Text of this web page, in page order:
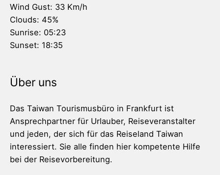
Wind Gust: 33 Km/h
Clouds: 45%
Sunrise: 05:23
Sunset: 18:35
Über uns
Das Taiwan Tourismusbüro in Frankfurt ist
Ansprechpartner für Urlauber, Reiseveranstalter
und jeden, der sich für das Reiseland Taiwan
interessiert. Sie alle finden hier kompetente Hilfe
bei der Reisevorbereitung.